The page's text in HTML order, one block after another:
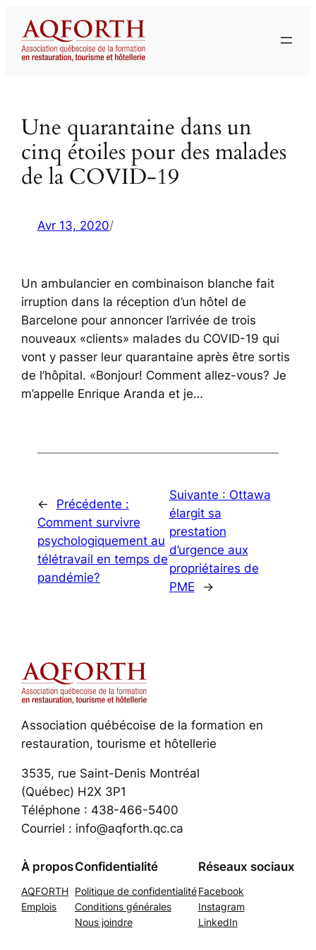
contenu
Une quarantaine dans un
cinq étoiles pour des malades
de la COVID-19
Avr 13, 2020/
Un ambulancier en combinaison blanche fait
irruption dans la réception d’un hôtel de
Barcelone pour annoncer l’arrivée de trois
nouveaux «clients» malades du COVID-19 qui
vont y passer leur quarantaine après être sortis
de l’hôpital. «Bonjour! Comment allez-vous? Je
m’appelle Enrique Aranda et je…
←
Précédente :
Comment survivre
psychologiquement au
télétravail en temps de
pandémie?
Suivante : Ottawa
élargit sa
prestation
d’urgence aux
propriétaires de
PME
→
Association québécoise de la formation en
restauration, tourisme et hôtellerie
3535, rue Saint-Denis Montréal
(Québec) H2X 3P1
Téléphone : 438-466-5400
Courriel : info@aqforth.qc.ca
À propos
AQFORTH
Emplois
Confidentialité
Politique de confidentialité
Conditions générales
Nous joindre
Réseaux sociaux
Facebook
Instagram
LinkedIn